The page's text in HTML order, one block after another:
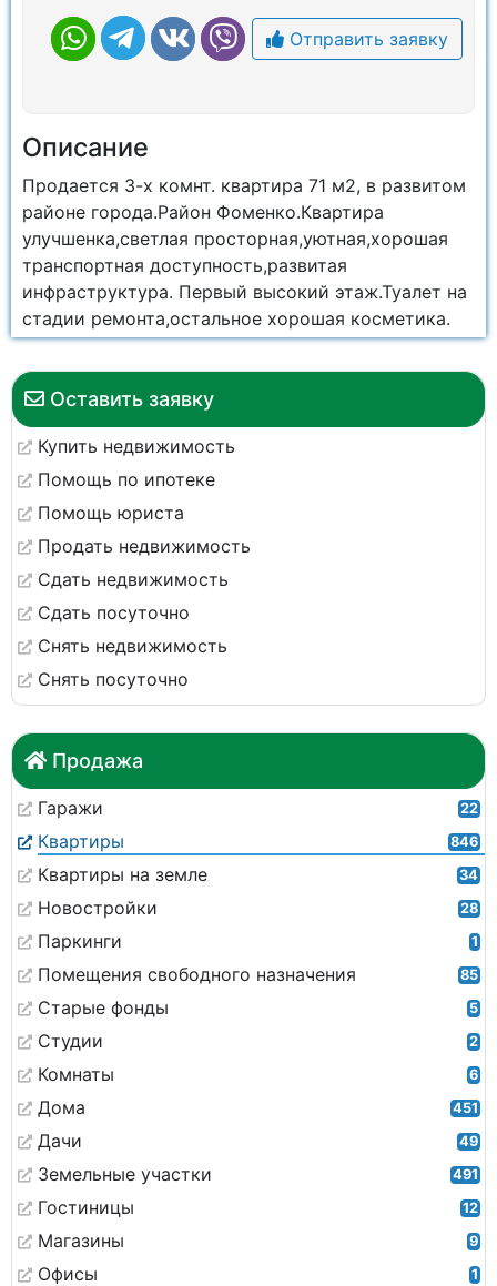
Оставить заявку
Купить недвижимость
Помощь по ипотеке
Помощь юриста
Продать недвижимость
Сдать недвижимость
Сдать посуточно
Снять недвижимость
Снять посуточно
Продажа
Гаражи 22
Квартиры 846
Квартиры на земле 34
Новостройки 28
Паркинги 1
Помещения свободного назначения 85
Старые фонды 5
Студии 2
Комнаты 6
Дома 451
Дачи 49
Земельные участки 491
Гостиницы 12
Магазины 9
Офисы 1
Отправить заявку
Описание
Продается 3-х комнт. квартира 71 м2, в развитом
районе города.Район Фоменко.Квартира
улучшенка,светлая просторная,уютная,хорошая
транспортная доступность,развитая
инфраструктура. Первый высокий этаж.Туалет на
стадии ремонта,остальное хорошая косметика.